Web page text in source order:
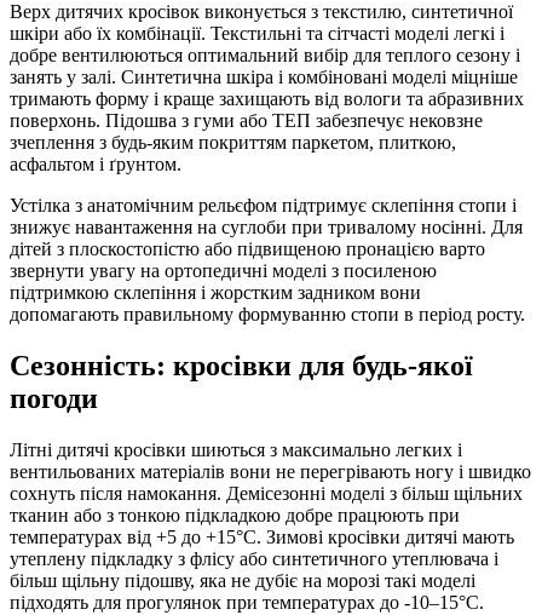
Верх дитячих кросівок виконується з текстилю, синтетичної
шкіри або їх комбінації. Текстильні та сітчасті моделі легкі і
добре вентилюються оптимальний вибір для теплого сезону і
занять у залі. Синтетична шкіра і комбіновані моделі міцніше
тримають форму і краще захищають від вологи та абразивних
поверхонь. Підошва з гуми або ТЕП забезпечує нековзне
зчеплення з будь-яким покриттям паркетом, плиткою,
асфальтом і ґрунтом.
Устілка з анатомічним рельєфом підтримує склепіння стопи і
знижує навантаження на суглоби при тривалому носінні. Для
дітей з плоскостопістю або підвищеною пронацією варто
звернути увагу на ортопедичні моделі з посиленою
підтримкою склепіння і жорстким задником вони
допомагають правильному формуванню стопи в період росту.
Сезонність: кросівки для будь-якої
погоди
Літні дитячі кросівки шиються з максимально легких і
вентильованих матеріалів вони не перегрівають ногу і швидко
сохнуть після намокання. Демісезонні моделі з більш щільних
тканин або з тонкою підкладкою добре працюють при
температурах від +5 до +15°C. Зимові кросівки дитячі мають
утеплену підкладку з флісу або синтетичного утеплювача і
більш щільну підошву, яка не дубіє на морозі такі моделі
підходять для прогулянок при температурах до -10–15°C.